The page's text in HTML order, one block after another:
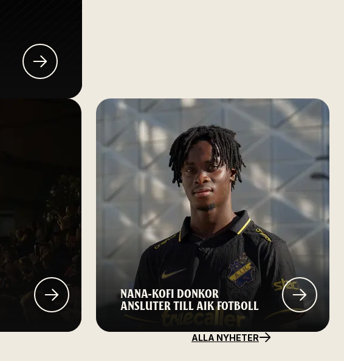
NANA-KOFI DONKOR
ANSLUTER TILL AIK FOTBOLL
ALLA NYHETER